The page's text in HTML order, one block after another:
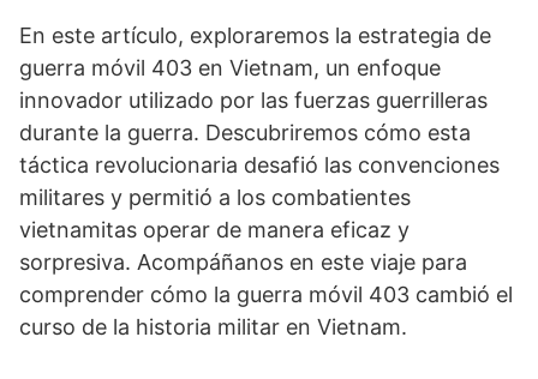
En este artículo, exploraremos la estrategia de
guerra móvil 403 en Vietnam, un enfoque
innovador utilizado por las fuerzas guerrilleras
durante la guerra. Descubriremos cómo esta
táctica revolucionaria desafió las convenciones
militares y permitió a los combatientes
vietnamitas operar de manera eficaz y
sorpresiva. Acompáñanos en este viaje para
comprender cómo la guerra móvil 403 cambió el
curso de la historia militar en Vietnam.